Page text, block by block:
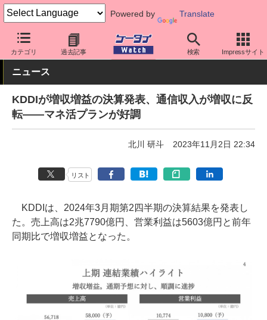
Powered by Translate
カテゴリ 過去記事 検索 Impressサイト
ケータイ Watch キャリア au キーパーソン
ニュース
KDDIが増収増益の決算発表、通信収入が増収に反
転――マネ活プランが好調
北川 研斗 2023年11月2日 22:34
リスト
KDDIは、2024年3月期第2四半期の決算結果を発表し
た。売上高は2兆7790億円、営業利益は5603億円と前年
同期比で増収増益となった。